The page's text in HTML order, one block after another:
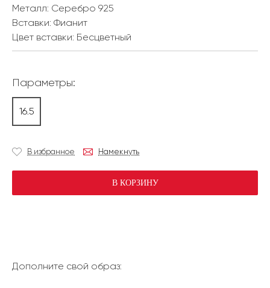
Металл: Серебро 925
Вставки: Фианит
Цвет вставки: Бесцветный
Параметры:
16.5
В избранное Намекнуть
В КОРЗИНУ
Дополните свой образ: